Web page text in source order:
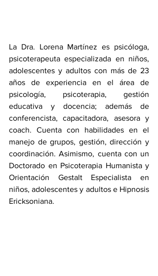
La Dra. Lorena Martínez es psicóloga,
psicoterapeuta especializada en niños,
adolescentes y adultos con más de 23
años de experiencia en el área de
psicología, psicoterapia, gestión
educativa y docencia; además de
conferencista, capacitadora, asesora y
coach. Cuenta con habilidades en el
manejo de grupos, gestión, dirección y
coordinación. Asimismo, cuenta con un
Doctorado en Psicoterapia Humanista y
Orientación Gestalt Especialista en
niños, adolescentes y adultos e Hipnosis
Ericksoniana.